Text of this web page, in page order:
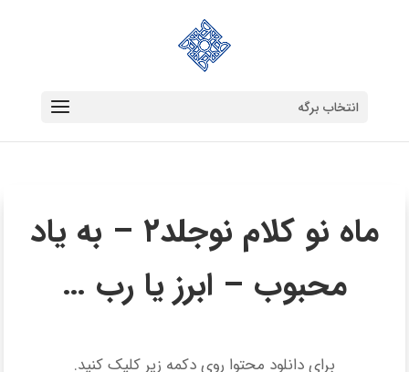
انتخاب برگه
ماه نو کلام نوجلد۲ – به یاد
محبوب – ابرز یا رب …
برای دانلود محتوا روی دکمه زیر کلیک کنید.